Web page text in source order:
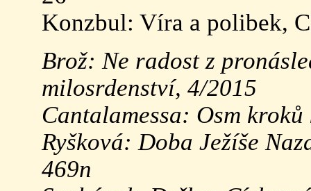
Konzbul: Víra a polibek,
Brož: Ne radost z
milosrdenství, 4/2015
Cantalamessa: Osm
Ryšková: Doba Ježíše
469n